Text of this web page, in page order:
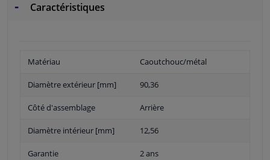
Caractéristiques
Matériau Caoutchouc/métal
Diamètre extérieur [mm] 90,36
Côté d'assemblage Arrière
Diamètre intérieur [mm] 12,56
Garantie 2 ans